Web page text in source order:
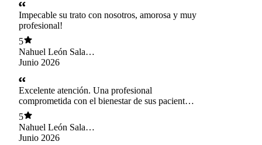
Impecable su trato con nosotros, amorosa y muy
profesional!
5
Nahuel León Salas
Llanos
Junio 2026
Excelente atención. Una profesional
comprometida con el bienestar de sus pacientes.
Empática con los niños y con nosotros como
padres, explica todo claramente y nos entrega
las mejores alternativas. Transmite su cariño por
5
Nahuel León Salas
Llanos
Junio 2026